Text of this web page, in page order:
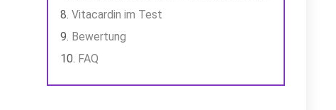
Vitacardin im Test
Bewertung
FAQ